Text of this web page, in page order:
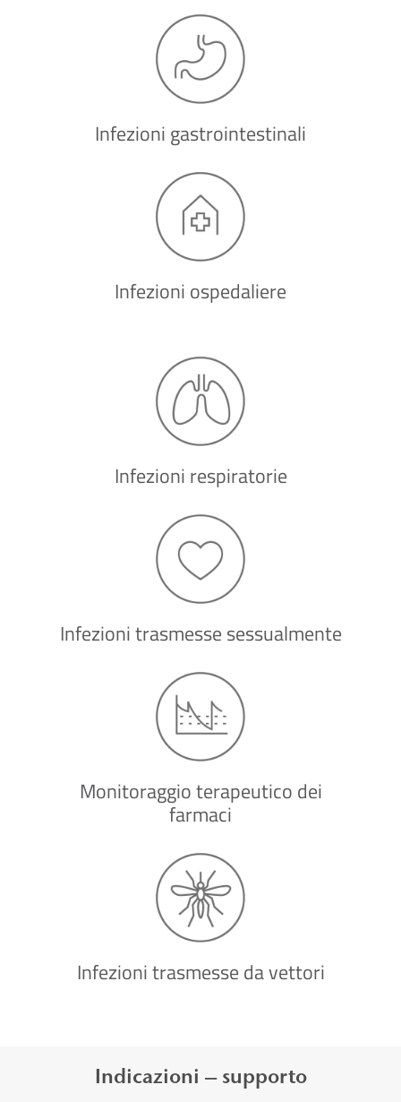
Infezioni gastrointestinali
Infezioni ospedaliere
Infezioni respiratorie
Infezioni trasmesse sessualmente
Monitoraggio terapeutico dei
farmaci
Infezioni trasmesse da vettori
Indicazioni – supporto